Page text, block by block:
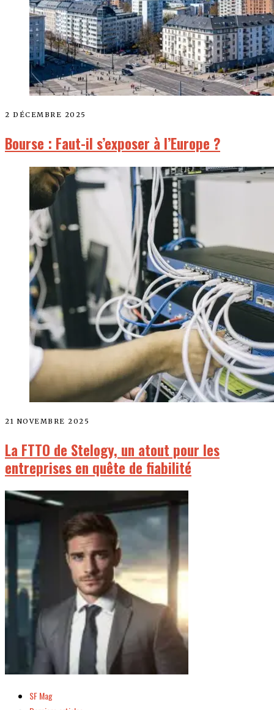
2 DÉCEMBRE 2025
Bourse : Faut-il s’exposer à l’Europe ?
21 NOVEMBRE 2025
La FTTO de Stelogy, un atout pour les
entreprises en quête de fiabilité
SF Mag